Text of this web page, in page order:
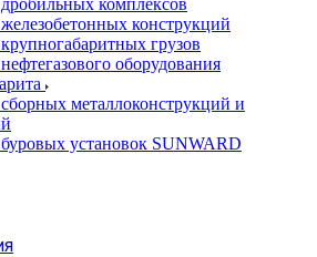
комплексов
конструкций
грузов
оборудования
металлоконструкций и
установок SUNWARD